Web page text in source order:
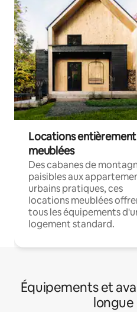
Locations entièrement
meublées
Des cabanes de
paisibles aux
urbains pratiques, ces
locations meublées
tous les équipements
logement standard.
Équipements et